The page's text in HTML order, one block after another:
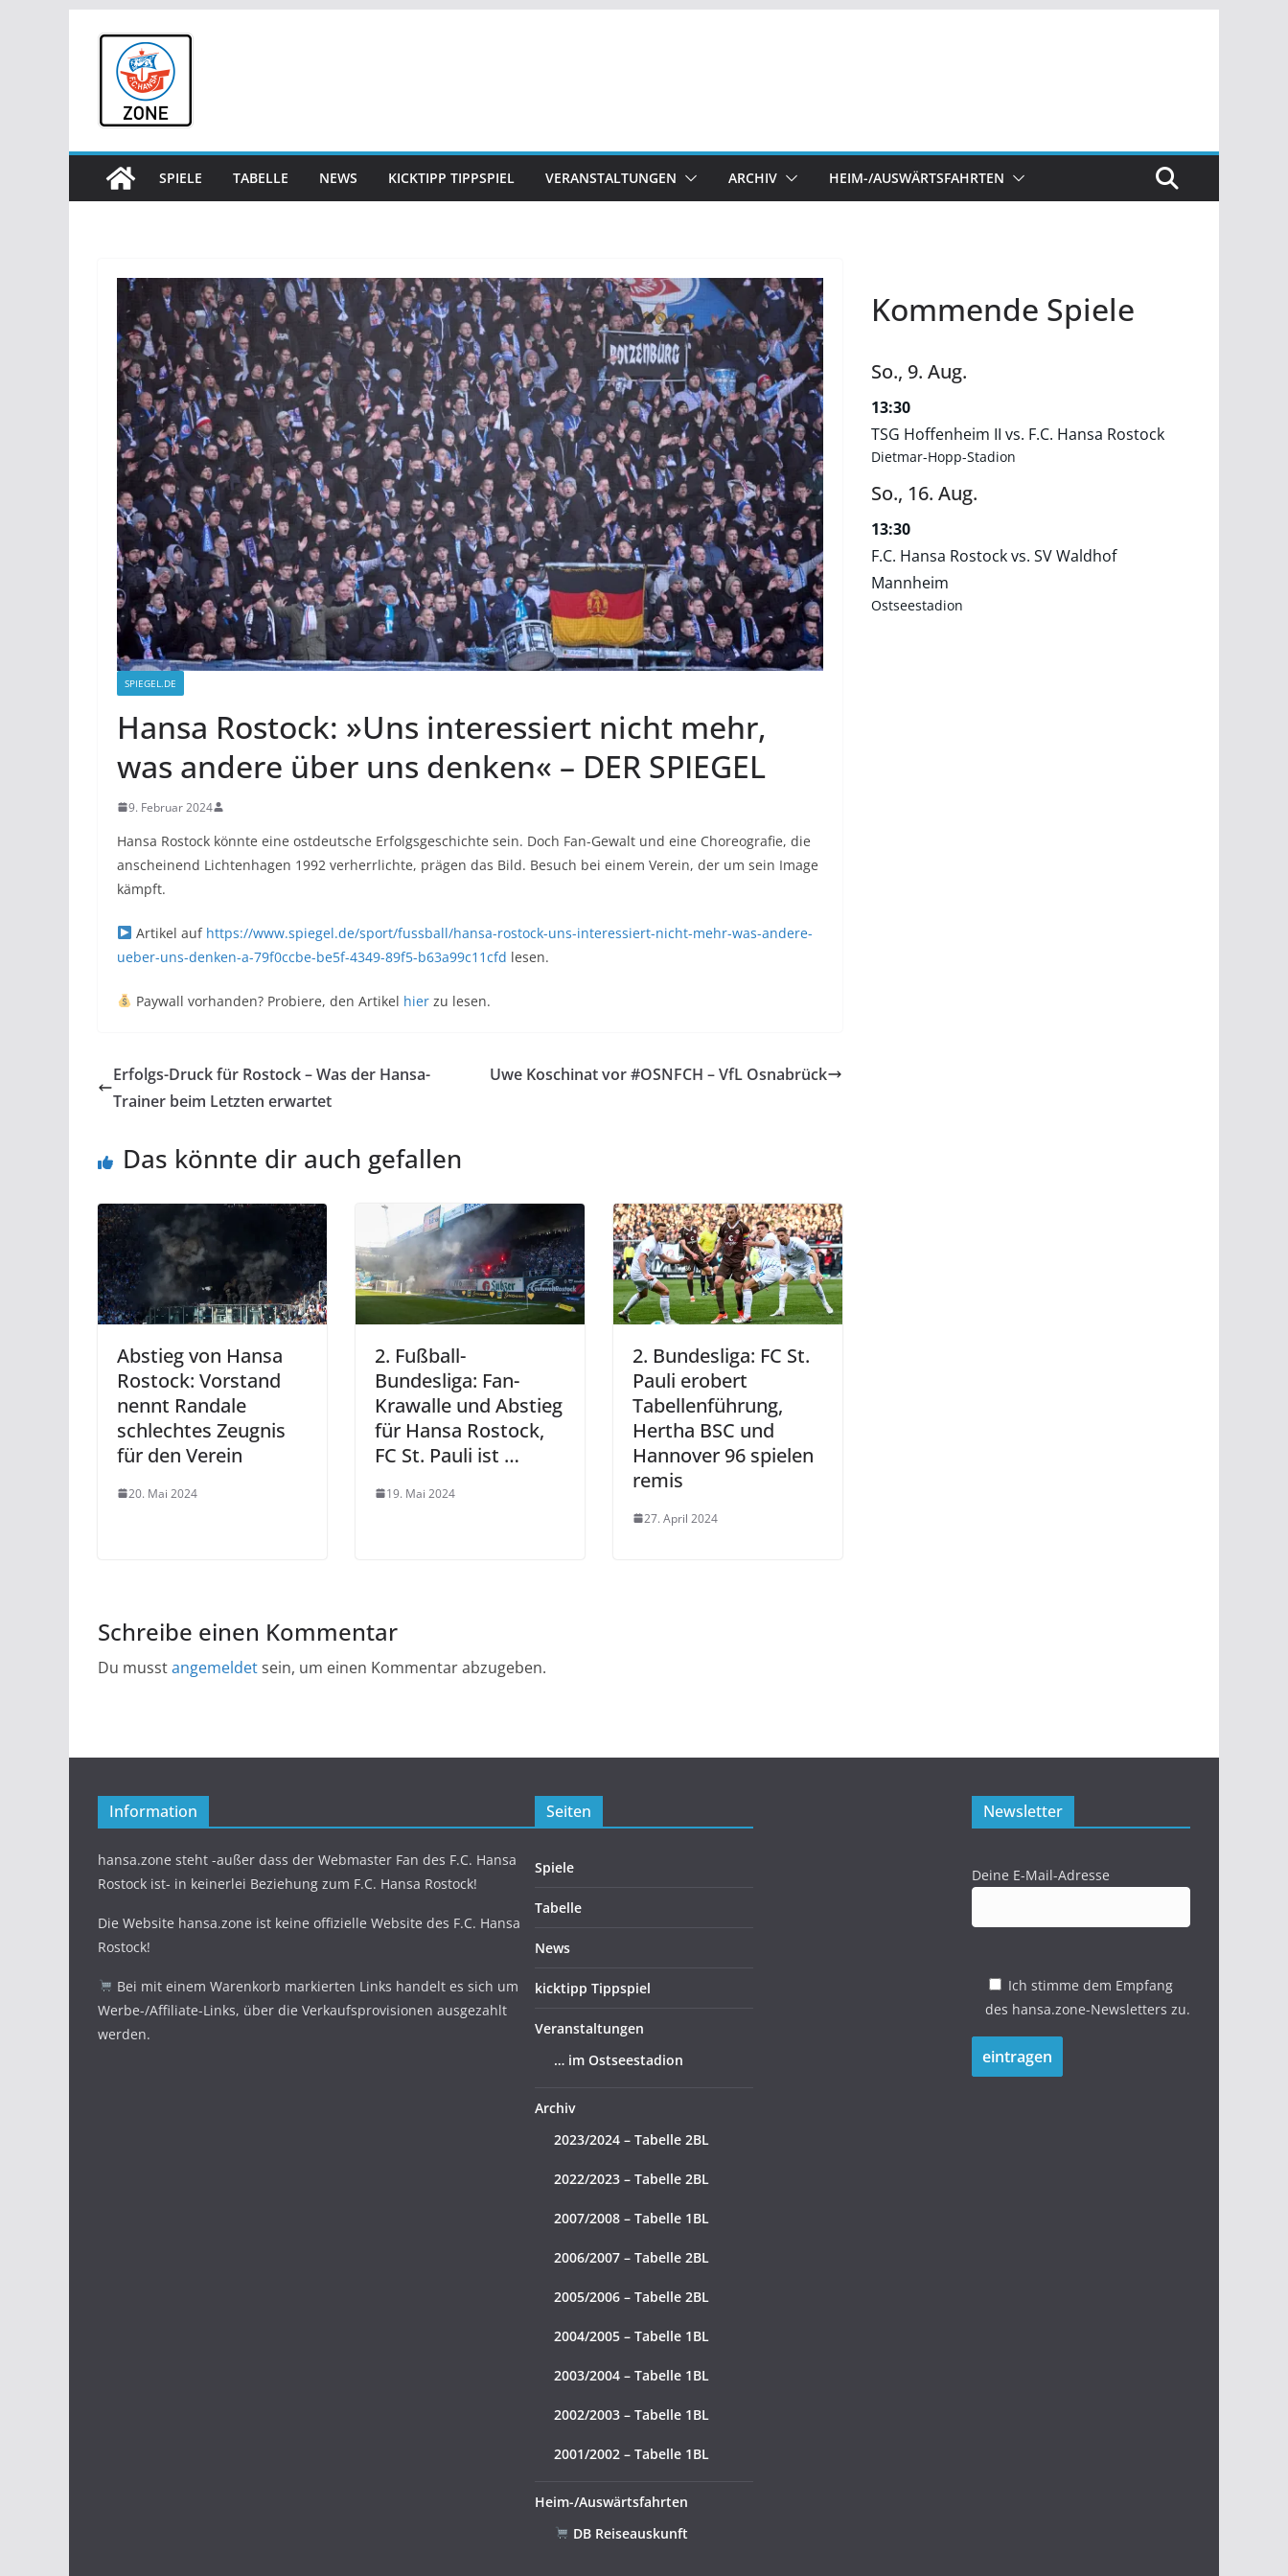
springen
SPIELE TABELLE NEWS KICKTIPP TIPPSPIEL VERANSTALTUNGEN ARCHIV HEIM-/AUSWÄRTSFAHRTEN
SPIEGEL.DE
Hansa Rostock: »Uns interessiert nicht mehr,
was andere über uns denken« – DER SPIEGEL
9. Februar 2024
Hansa Rostock könnte eine ostdeutsche Erfolgsgeschichte sein. Doch Fan-Gewalt und eine Choreografie, die
anscheinend Lichtenhagen 1992 verherrlichte, prägen das Bild. Besuch bei einem Verein, der um sein Image
kämpft.
Artikel auf https://www.spiegel.de/sport/fussball/hansa-rostock-uns-interessiert-nicht-mehr-was-andere-
ueber-uns-denken-a-79f0ccbe-be5f-4349-89f5-b63a99c11cfd lesen.
Paywall vorhanden? Probiere, den Artikel hierzu lesen.
Erfolgs-Druck für Rostock – Was der Hansa-
Trainer beim Letzten erwartet
Uwe Koschinat vor #OSNFCH – VfL Osnabrück
Das könnte dir auch gefallen
Abstieg von Hansa
Rostock: Vorstand
nennt Randale
schlechtes Zeugnis
für den Verein
20. Mai 2024
2. Fußball-
Bundesliga: Fan-
Krawalle und Abstieg
für Hansa Rostock,
FC St. Pauli ist …
19. Mai 2024
2. Bundesliga: FC St.
Pauli erobert
Tabellenführung,
Hertha BSC und
Hannover 96 spielen
remis
27. April 2024
Schreibe einen Kommentar
Du musstangemeldetsein, um einen Kommentar abzugeben.
Kommende Spiele
So., 9. Aug.
13:30
TSG Hoffenheim II vs. F.C. Hansa Rostock
Dietmar-Hopp-Stadion
So., 16. Aug.
13:30
F.C. Hansa Rostock vs. SV Waldhof
Mannheim
Ostseestadion
Information
hansa.zone steht -außer dass der Webmaster Fan des F.C. Hansa
Rostock ist- in keinerlei Beziehung zum F.C. Hansa Rostock!
Die Website hansa.zone ist keine offizielle Website des F.C. Hansa
Rostock!
Bei mit einem Warenkorb markierten Links handelt es sich um
Werbe-/Affiliate-Links, über die Verkaufsprovisionen ausgezahlt
werden.
Seiten
Spiele
Tabelle
News
kicktipp Tippspiel
Veranstaltungen
… im Ostseestadion
Archiv
2023/2024 – Tabelle 2BL
2022/2023 – Tabelle 2BL
2007/2008 – Tabelle 1BL
2006/2007 – Tabelle 2BL
2005/2006 – Tabelle 2BL
2004/2005 – Tabelle 1BL
2003/2004 – Tabelle 1BL
2002/2003 – Tabelle 1BL
2001/2002 – Tabelle 1BL
Heim-/Auswärtsfahrten
DB Reiseauskunft
Newsletter
Deine E-Mail-Adresse
Ich stimme dem Empfang
des hansa.zone-Newsletters zu.